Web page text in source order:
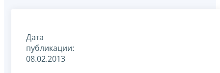
Дата
публикации:
08.02.2013